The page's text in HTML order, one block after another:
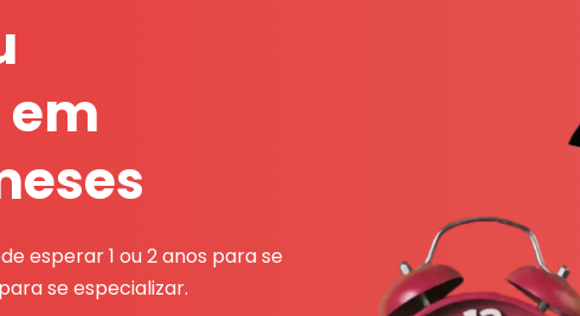
esperar 1 ou 2 anos para se
se especializar.